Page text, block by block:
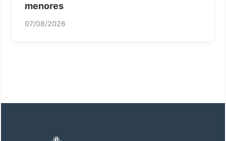
menores
07/08/2026